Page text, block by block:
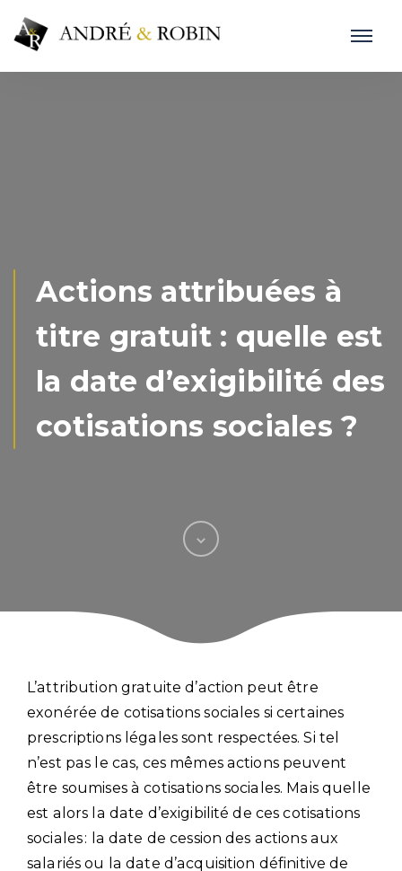
Actions attribuées à
titre gratuit : quelle est
la date d’exigibilité des
cotisations sociales ?
L’attribution gratuite d’action peut être
exonérée de cotisations sociales si certaines
prescriptions légales sont respectées. Si tel
n’est pas le cas, ces mêmes actions peuvent
être soumises à cotisations sociales. Mais quelle
est alors la date d’exigibilité de ces cotisations
sociales : la date de cession des actions aux
salariés ou la date d’acquisition définitive de